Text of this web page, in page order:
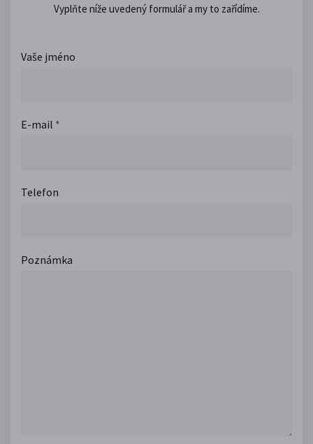
Vyplňte níže uvedený formulář a my to zařídíme.
Vaše jméno
E-mail *
Telefon
Poznámka